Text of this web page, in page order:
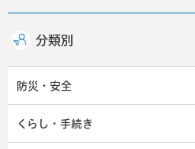
分類別
防災・安全
くらし・手続き